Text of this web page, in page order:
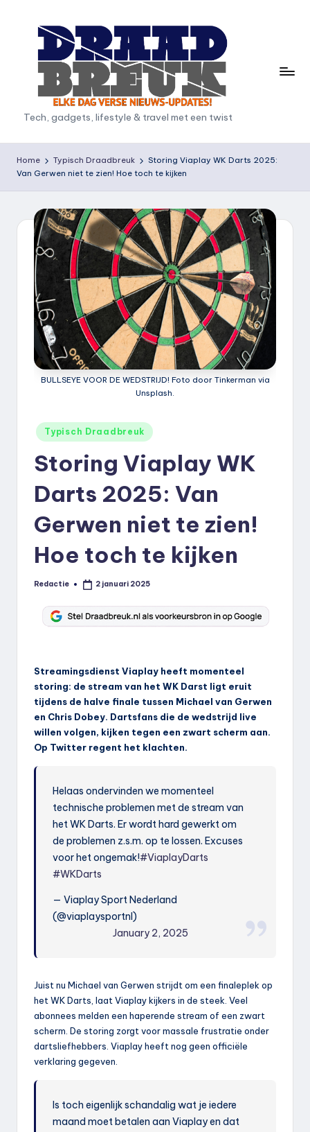
D
r
a
a
b
Tech, gadgets, lifestyle & travel met een twist
Home Typisch Draadbreuk
Storing Viaplay WK Darts 2025:
Van Gerwen niet te zien! Hoe toch te kijken
BULLSEYE VOOR DE WEDSTRIJD! Foto door Tinkerman via
Unsplash.
Geplaatst
in
Typisch Draadbreuk
Storing Viaplay WK
Darts 2025: Van
Gerwen niet te zien!
Hoe toch te kijken
Geplaatst
Redactie 2 januari 2025
Streamingsdienst Viaplay heeft momenteel
storing: de stream van het WK Darst ligt eruit
tijdens de halve finale tussen Michael van Gerwen
en Chris Dobey. Dartsfans die de wedstrijd live
willen volgen, kijken tegen een zwart scherm aan.
Op Twitter regent het klachten.
Helaas ondervinden we momenteel
technische problemen met de stream van
het WK Darts. Er wordt hard gewerkt om
de problemen z.s.m. op te lossen. Excuses
voor het ongemak!#ViaplayDarts
#WKDarts
— Viaplay Sport Nederland
(@viaplaysportnl)
January 2, 2025
Juist nu Michael van Gerwen strijdt om een finaleplek op
het WK Darts, laat Viaplay kijkers in de steek. Veel
abonnees melden een haperende stream of een zwart
scherm. De storing zorgt voor massale frustratie onder
dartsliefhebbers. Viaplay heeft nog geen officiële
verklaring gegeven.
Is toch eigenlijk schandalig wat je iedere
maand moet betalen aan Viaplay en dat